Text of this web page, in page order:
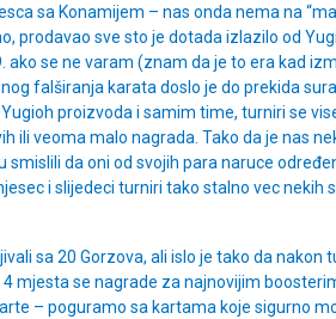
sa Konamijem – nas onda nema na
prodavao sve sto je dotada izlazilo od
se ne varam (znam da je to era kad
falširanja karata doslo je do prekida
proizvoda i samim time, turniri se
ili veoma malo nagrada. Tako da je nas
smislili da oni od svojih para naruce
i slijedeci turniri tako stalno vec nekih
sa 20 Gorzova, ali islo je tako da
mjesta se nagrade za najnovijim
– poguramo sa kartama koje sigurno